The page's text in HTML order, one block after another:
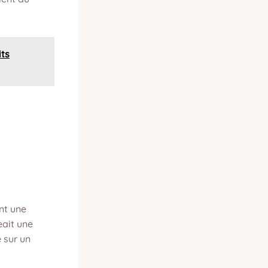
une
une
sur un